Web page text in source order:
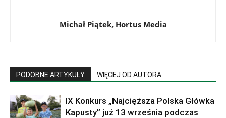
Michał Piątek, Hortus Media
PODOBNE ARTYKUŁY WIĘCEJ OD AUTORA
IX Konkurs „Najcięższa Polska Główka
Kapusty” już 13 września podczas